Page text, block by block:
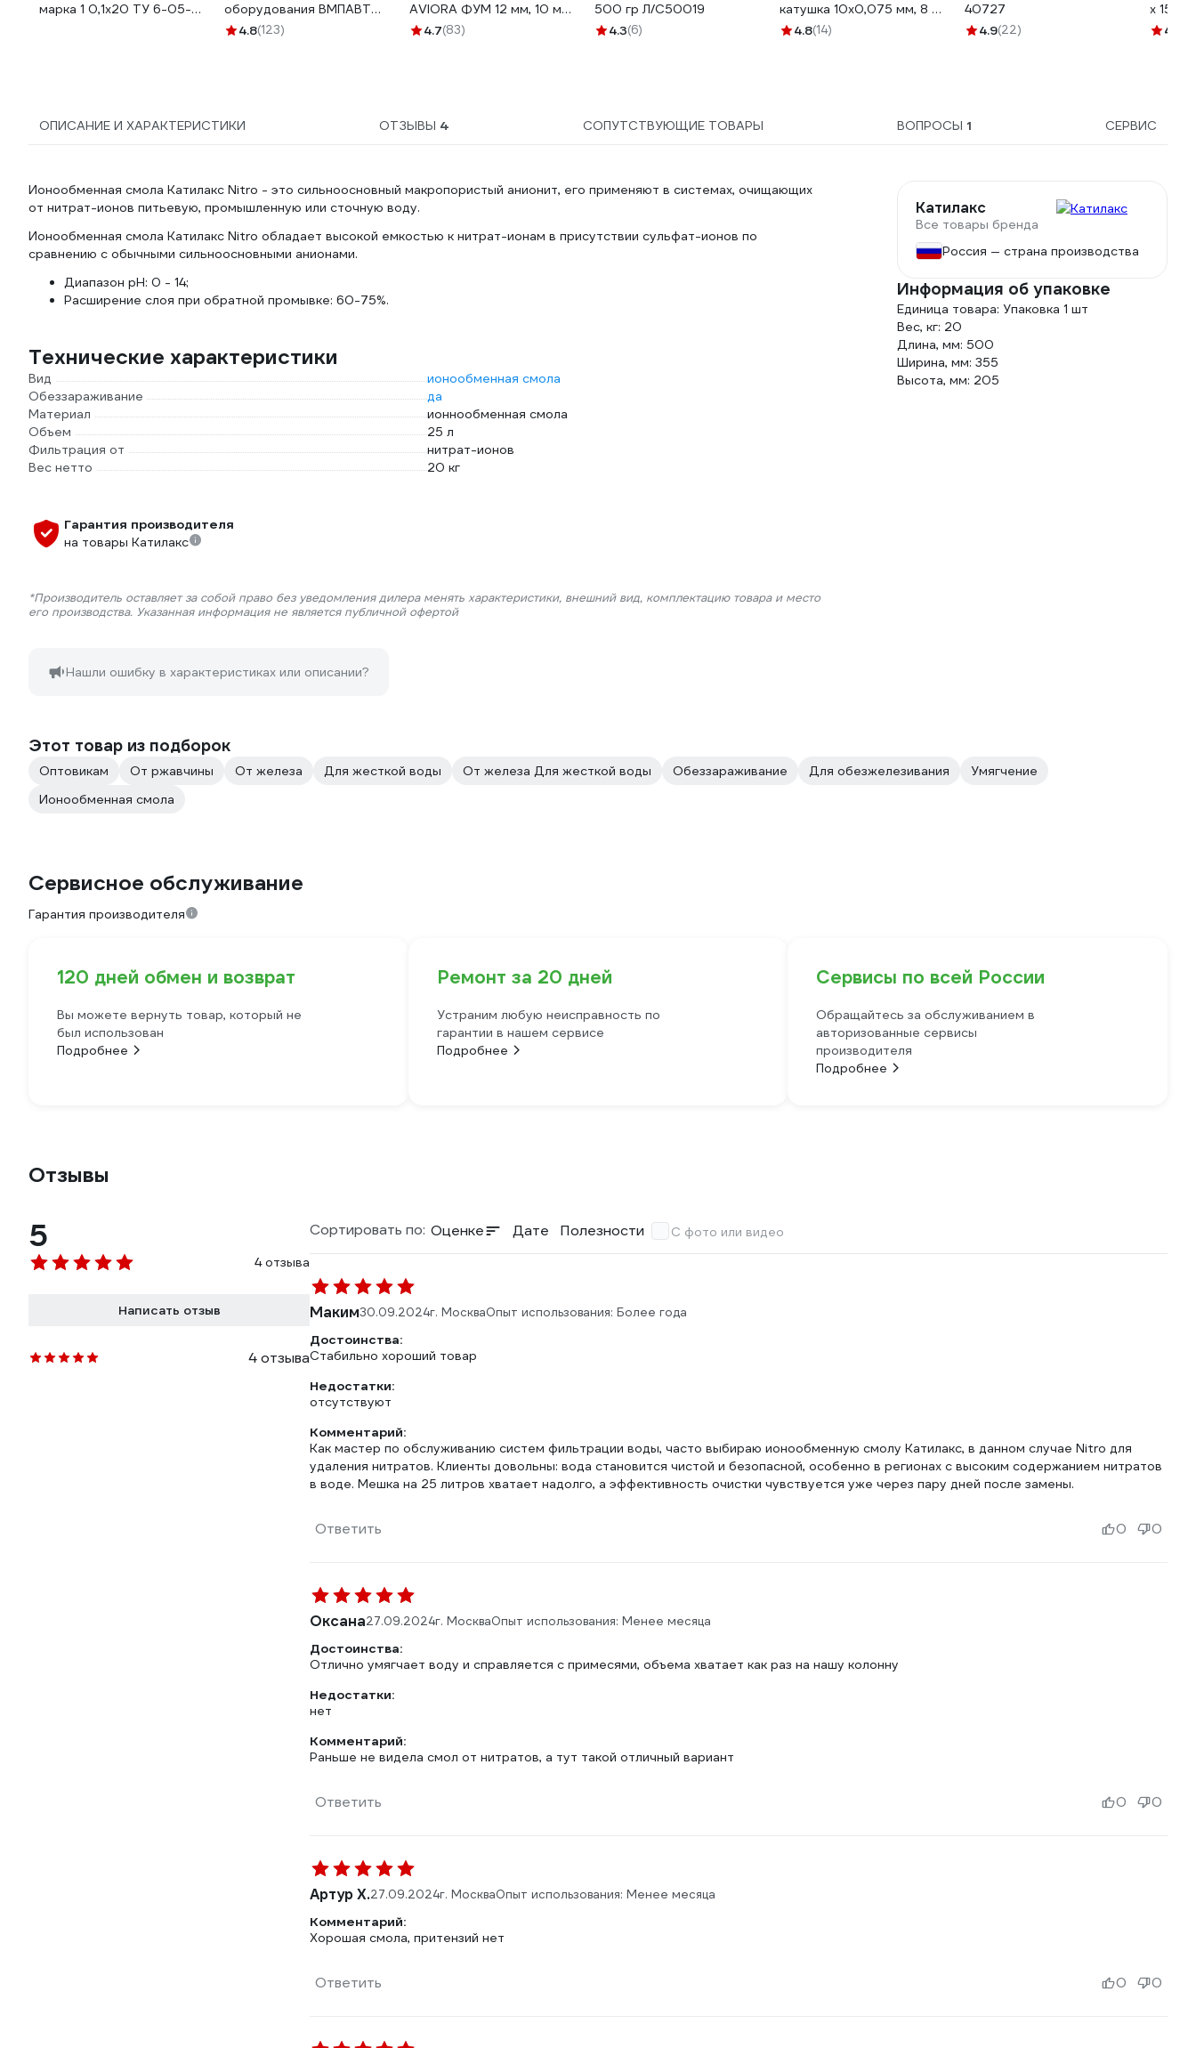
марка 1 0,1x20 ТУ 6-05-
оборудования ВМПАВТО
Pastum H2O, 250 г, туба
4.8(123)
AVIORA ФУМ 12 мм, 10 м
302-117
4.7(83)
500 гр Л/С50019
4.3(6)
катушка 10х0,075 мм, 8 м,
вода 108-1565
4.8(14)
40727
4.9(22)
х 15 м
4.9
ОПИСАНИЕ И ХАРАКТЕРИСТИКИ ОТЗЫВЫ 4 СОПУТСТВУЮЩИЕ ТОВАРЫ ВОПРОСЫ 1 СЕРВИС
Ионообменная смола Катилакс Nitro - это сильноосновный макропористый анионит, его применяют в системах, очищающих
от нитрат-ионов питьевую, промышленную или сточную воду.
Ионообменная смола Катилакс Nitro обладает высокой емкостью к нитрат-ионам в присутствии сульфат-ионов по
сравнению с обычными сильноосновными анионами.
Диапазон рН: 0 - 14;
Расширение слоя при обратной промывке: 60-75%.
Технические характеристики
Вид
ионообменная смола
Обеззараживание
да
Материал
ионнообменная смола
Объем
25 л
Фильтрация от
нитрат-ионов
Вес нетто
20 кг
Гарантия производителя
на товары Катилакс
*Производитель оставляет за собой право без уведомления дилера менять характеристики, внешний вид, комплектацию товара и место
его производства. Указанная информация не является публичной офертой
Нашли ошибку в характеристиках или описании?
Катилакс
Все товары бренда
Россия — страна производства
Информация об упаковке
Единица товара: Упаковка 1 шт
Вес, кг: 20
Длина, мм: 500
Ширина, мм: 355
Высота, мм: 205
Этот товар из подборок
Оптовикам От ржавчины От железа Для жесткой воды От железа Для жесткой воды Обеззараживание Для обезжелезивания
Умягчение
Ионообменная смола
Сервисное обслуживание
Гарантия производителя
120 дней обмен и возврат
Вы можете вернуть товар, который не
был использован
Подробнее
Ремонт за 20 дней
Устраним любую неисправность по
гарантии в нашем сервисе
Подробнее
Сервисы по всей России
Обращайтесь за обслуживанием в
авторизованные сервисы
производителя
Подробнее
Отзывы
5
4 отзыва
Написать отзыв
4 отзыва
Сортировать по: Оценке Дате Полезности С фото или видео
Маким30.09.2024г. МоскваОпыт использования: Более года
Достоинства:
Стабильно хороший товар
Недостатки:
отсутствуют
Комментарий:
Как мастер по обслуживанию систем фильтрации воды, часто выбираю ионообменную смолу Катилакс, в данном случае Nitro для
удаления нитратов. Клиенты довольны: вода становится чистой и безопасной, особенно в регионах с высоким содержанием нитратов
в воде. Мешка на 25 литров хватает надолго, а эффективность очистки чувствуется уже через пару дней после замены.
Ответить 0 0
Оксана27.09.2024г. МоскваОпыт использования: Менее месяца
Достоинства:
Отлично умягчает воду и справляется с примесями, объема хватает как раз на нашу колонну
Недостатки:
нет
Комментарий:
Раньше не видела смол от нитратов, а тут такой отличный вариант
Ответить 0 0
Артур Х.27.09.2024г. МоскваОпыт использования: Менее месяца
Комментарий:
Хорошая смола, притензий нет
Ответить 0 0